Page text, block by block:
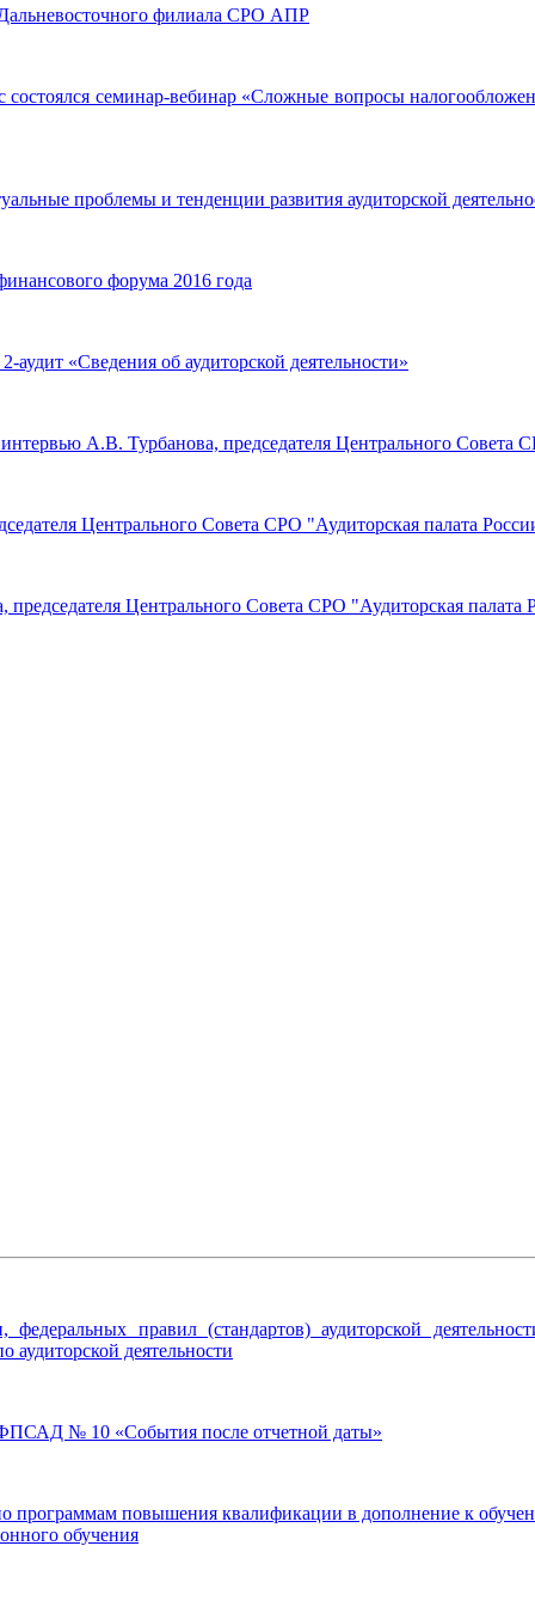
Дальневосточного филиала СРО АПР
семинар-вебинар «Сложные вопросы
проблемы и тенденции развития аудиторской
форума 2016 года
«Сведения об аудиторской деятельности»
А.В. Турбанова, председателя Центрального Совета
Центрального Совета СРО "Аудиторская палата
Центрального Совета СРО "Аудиторская палата
федеральных правил (стандартов) аудиторской
аудиторской деятельности
№ 10 «События после отчетной даты»
программам повышения квалификации в дополнение к
обучения